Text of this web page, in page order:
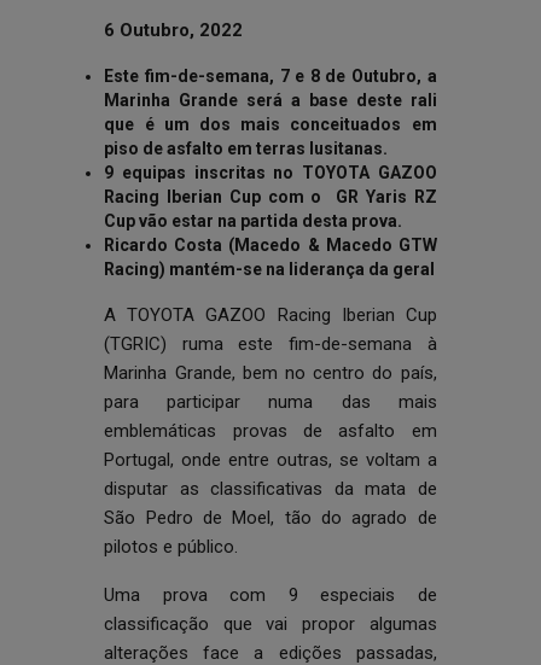
6 Outubro, 2022
Este fim-de-semana, 7 e 8 de Outubro, a
Marinha Grande será a base deste rali
que é um dos mais conceituados em
piso de asfalto em terras lusitanas.
9 equipas inscritas no TOYOTA GAZOO
Racing Iberian Cup com o GR Yaris RZ
Cup vão estar na partida desta prova.
Ricardo Costa (Macedo & Macedo GTW
Racing) mantém-se na liderança da geral
A TOYOTA GAZOO Racing Iberian Cup
(TGRIC) ruma este fim-de-semana à
Marinha Grande, bem no centro do país,
para participar numa das mais
emblemáticas provas de asfalto em
Portugal, onde entre outras, se voltam a
disputar as classificativas da mata de
São Pedro de Moel, tão do agrado de
pilotos e público.
Uma prova com 9 especiais de
classificação que vai propor algumas
alterações face a edições passadas,